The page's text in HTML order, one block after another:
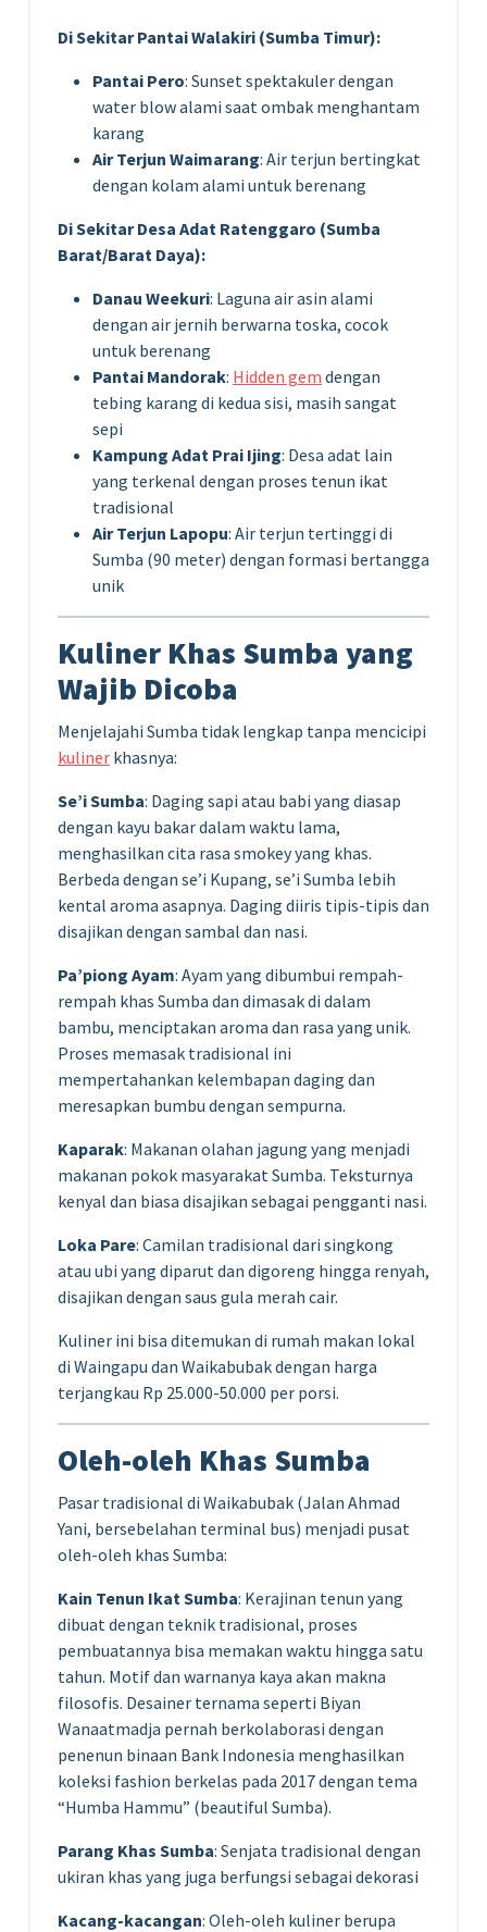
Di Sekitar Pantai Walakiri (Sumba Timur):
Pantai Pero: Sunset spektakuler dengan
water blow alami saat ombak menghantam
karang
Air Terjun Waimarang: Air terjun bertingkat
dengan kolam alami untuk berenang
Di Sekitar Desa Adat Ratenggaro (Sumba
Barat/Barat Daya):
Danau Weekuri: Laguna air asin alami
dengan air jernih berwarna toska, cocok
untuk berenang
Pantai Mandorak: Hidden gem dengan
tebing karang di kedua sisi, masih sangat
sepi
Kampung Adat Prai Ijing: Desa adat lain
yang terkenal dengan proses tenun ikat
tradisional
Air Terjun Lapopu: Air terjun tertinggi di
Sumba (90 meter) dengan formasi bertangga
unik
Kuliner Khas Sumba yang
Wajib Dicoba
Menjelajahi Sumba tidak lengkap tanpa mencicipi
kuliner khasnya:
Se’i Sumba: Daging sapi atau babi yang diasap
dengan kayu bakar dalam waktu lama,
menghasilkan cita rasa smokey yang khas.
Berbeda dengan se’i Kupang, se’i Sumba lebih
kental aroma asapnya. Daging diiris tipis-tipis dan
disajikan dengan sambal dan nasi.
Pa’piong Ayam: Ayam yang dibumbui rempah-
rempah khas Sumba dan dimasak di dalam
bambu, menciptakan aroma dan rasa yang unik.
Proses memasak tradisional ini
mempertahankan kelembapan daging dan
meresapkan bumbu dengan sempurna.
Kaparak: Makanan olahan jagung yang menjadi
makanan pokok masyarakat Sumba. Teksturnya
kenyal dan biasa disajikan sebagai pengganti nasi.
Loka Pare: Camilan tradisional dari singkong
atau ubi yang diparut dan digoreng hingga renyah,
disajikan dengan saus gula merah cair.
Kuliner ini bisa ditemukan di rumah makan lokal
di Waingapu dan Waikabubak dengan harga
terjangkau Rp 25.000-50.000 per porsi.
Oleh-oleh Khas Sumba
Pasar tradisional di Waikabubak (Jalan Ahmad
Yani, bersebelahan terminal bus) menjadi pusat
oleh-oleh khas Sumba:
Kain Tenun Ikat Sumba: Kerajinan tenun yang
dibuat dengan teknik tradisional, proses
pembuatannya bisa memakan waktu hingga satu
tahun. Motif dan warnanya kaya akan makna
filosofis. Desainer ternama seperti Biyan
Wanaatmadja pernah berkolaborasi dengan
penenun binaan Bank Indonesia menghasilkan
koleksi fashion berkelas pada 2017 dengan tema
“Humba Hammu” (beautiful Sumba).
Parang Khas Sumba: Senjata tradisional dengan
ukiran khas yang juga berfungsi sebagai dekorasi
Kacang-kacangan: Oleh-oleh kuliner berupa